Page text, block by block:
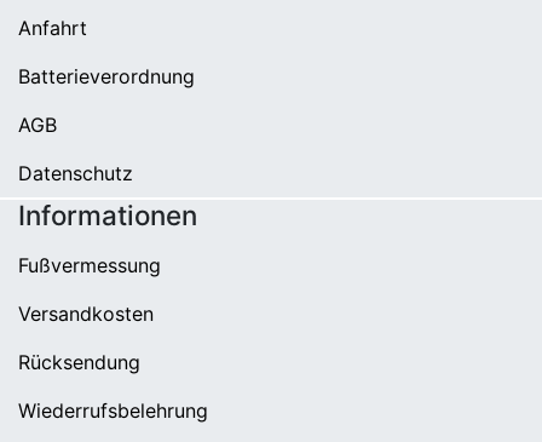
Anfahrt
Batterieverordnung
AGB
Datenschutz
Informationen
Fußvermessung
Versandkosten
Rücksendung
Wiederrufsbelehrung